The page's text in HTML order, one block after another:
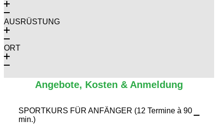
AUSRÜSTUNG
ORT
Angebote, Kosten & Anmeldung
SPORTKURS FÜR ANFÄNGER (12 Termine à 90
min.)